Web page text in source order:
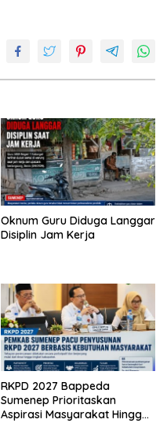
Oknum Guru Diduga Langgar
Disiplin Jam Kerja
RKPD 2027 Bappeda
Sumenep Prioritaskan
Aspirasi Masyarakat Hingga